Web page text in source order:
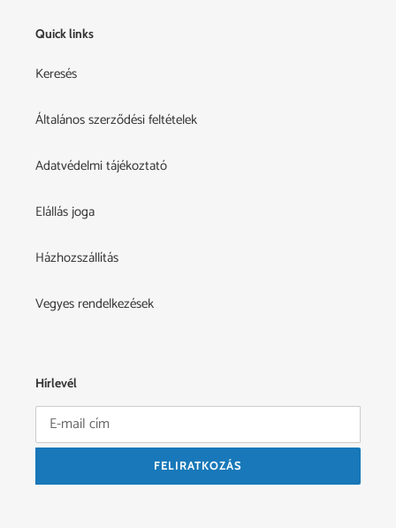
Quick links
Keresés
Általános szerződési feltételek
Adatvédelmi tájékoztató
Elállás joga
Házhozszállítás
Vegyes rendelkezések
Hírlevél
FELIRATKOZÁS